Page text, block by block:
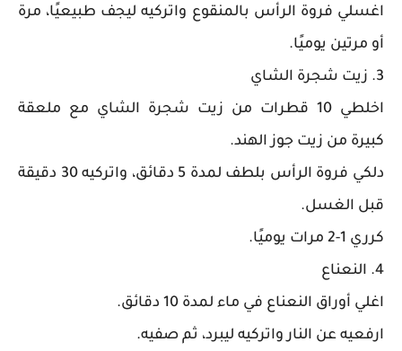
اغسلي فروة الرأس بالمنقوع واتركيه ليجف طبيعيًا، مرة
أو مرتين يوميًا.
3. زيت شجرة الشاي
اخلطي 10 قطرات من زيت شجرة الشاي مع ملعقة
كبيرة من زيت جوز الهند.
دلكي فروة الرأس بلطف لمدة 5 دقائق، واتركيه 30 دقيقة
قبل الغسل.
كرري 1-2 مرات يوميًا.
4. النعناع
اغلي أوراق النعناع في ماء لمدة 10 دقائق.
ارفعيه عن النار واتركيه ليبرد، ثم صفيه.